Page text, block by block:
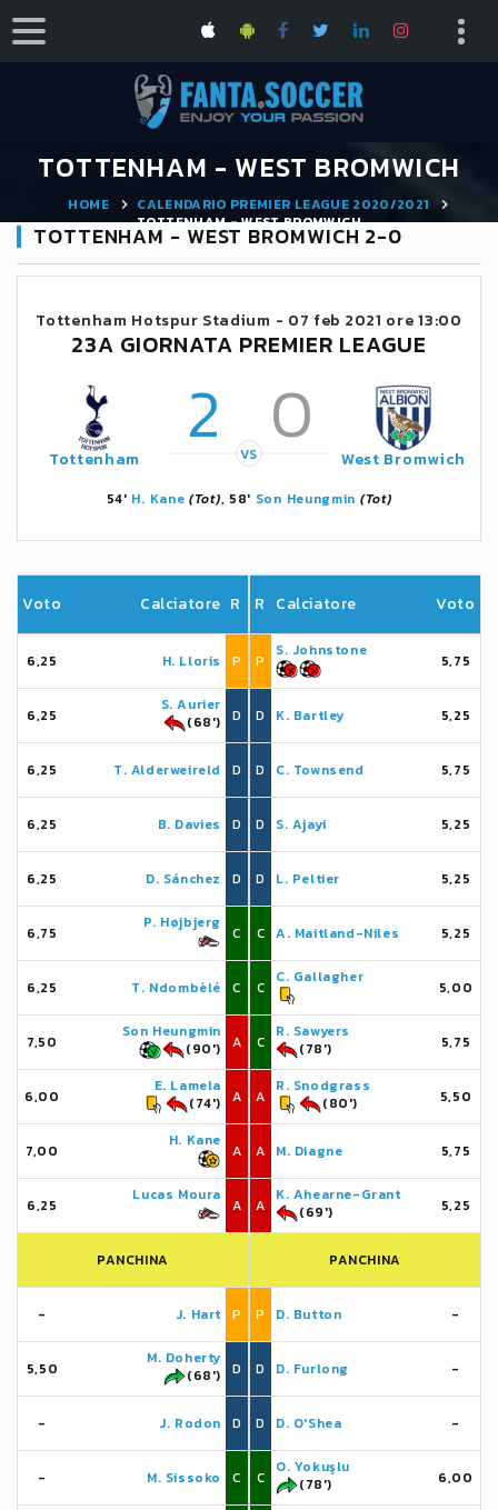
TOTTENHAM - WEST BROMWICH
HOME
CALENDARIO PREMIER LEAGUE 2020/2021
TOTTENHAM - WEST BROMWICH
TOTTENHAM - WEST BROMWICH 2-0
Tottenham Hotspur Stadium - 07 feb 2021 ore 13:00
23A GIORNATA PREMIER LEAGUE
Tottenham 2 0
VS West Bromwich
54' H. Kane (Tot), 58' Son Heungmin (Tot)
Voto Calciatore R
6,25 H. Lloris P
6,25
S. Aurier
(68')
D
6,25 T. Alderweireld D
6,25 B. Davies D
6,25 D. Sánchez D
6,75
P. Højbjerg
C
6,25 T. Ndombèlé C
7,50
Son Heungmin
(90')
A
6,00
E. Lamela
(74')
A
7,00
H. Kane
A
6,25
Lucas Moura
A
PANCHINA
- J. Hart P
5,50
M. Doherty
(68')
D
- J. Rodon D
- M. Sissoko C
R Calciatore Voto
P
S. Johnstone
5,75
D K. Bartley 5,25
D C. Townsend 5,75
D S. Ajayi 5,25
D L. Peltier 5,25
C A. Maitland-Niles 5,25
C
C. Gallagher
5,00
C
R. Sawyers
(78')
5,75
A
R. Snodgrass
(80')
5,50
A M. Diagne 5,75
A
K. Ahearne-Grant
(69')
5,25
PANCHINA
P D. Button -
D D. Furlong -
D D. O'Shea -
C
O. Yokuşlu
(78')
6,00